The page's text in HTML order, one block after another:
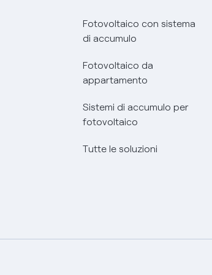
Fotovoltaico con sistema
di accumulo
Fotovoltaico da
appartamento
Sistemi di accumulo per
fotovoltaico
Tutte le soluzioni